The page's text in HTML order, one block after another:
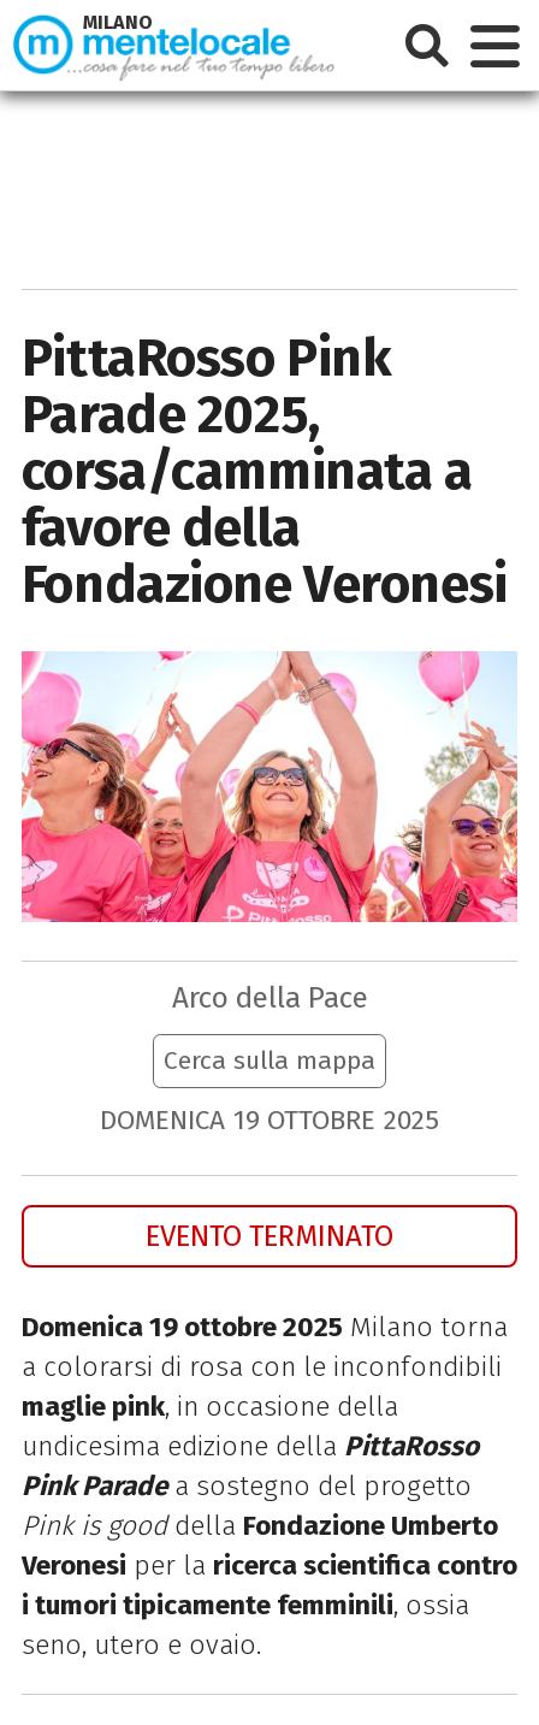
PittaRosso Pink
Parade 2025,
corsa/camminata a
favore della
Fondazione Veronesi
Arco della Pace
Cerca sulla mappa
DOMENICA 19 OTTOBRE 2025
EVENTO TERMINATO
Domenica 19 ottobre 2025 Milano torna
a colorarsi di rosa con le inconfondibili
maglie pink, in occasione della
undicesima edizione della PittaRosso
Pink Paradea sostegno del progetto
Pink is gooddella Fondazione Umberto
Veronesi per la ricerca scientifica contro
i tumori tipicamente femminili, ossia
seno, utero e ovaio.
MILANO